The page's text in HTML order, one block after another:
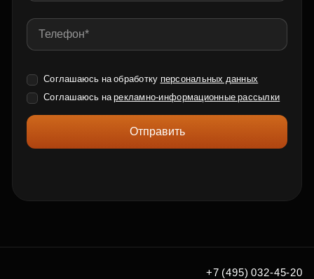
Соглашаюсь на обработку персональных данных
Соглашаюсь нарекламно-информационные рассылки
Отправить
+7 (495) 032-45-20